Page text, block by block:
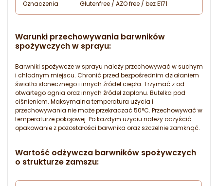
Oznaczenia Glutenfree / AZO free / bez E171
Warunki przechowywania barwników
spożywczych w sprayu:
Barwniki spożywcze w sprayu należy przechowywać w suchym
i chłodnym miejscu. Chronić przed bezpośrednim działaniem
światła słonecznego i innych źródeł ciepła. Trzymać z od
otwartego ognia oraz innych źródeł zapłonu. Butelka pod
ciśnieniem. Maksymalna temperatura użycia i
przechowywania nie może przekraczać 50°C. Przechowywać w
temperaturze pokojowej. Po każdym użyciu należy oczyścić
opakowanie z pozostałości barwnika oraz szczelnie zamknąć.
Wartość odżywcza barwników spożywczych
o strukturze zamszu: